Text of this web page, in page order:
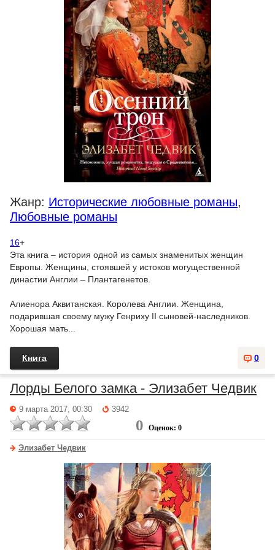
Жанр: Исторические любовные романы,
Любовные романы
16+
Эта книга – история одной из самых знаменитых женщин
Европы. Женщины, стоявшей у истоков могущественной
династии Англии – Плантагенетов.
Алиенора Аквитанская. Королева Англии. Женщина,
подарившая своему мужу Генриху II сыновей-наследников.
Хорошая мать...
0
Книга
Лорды Белого замка - Элизабет Чедвик
9 марта 2017, 00:30 3942
0 Оценок: 0
Элизабет Чедвик